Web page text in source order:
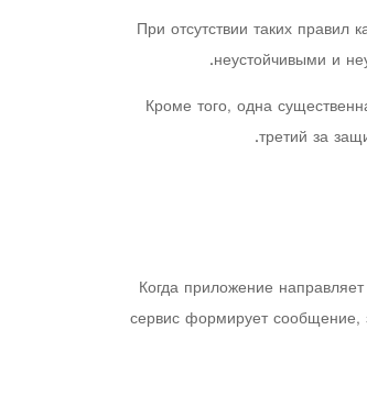
При отсутствии таких
неустойчивыми и
Кроме того, одна
третий за
Когда приложение
сервис формирует сообщение,